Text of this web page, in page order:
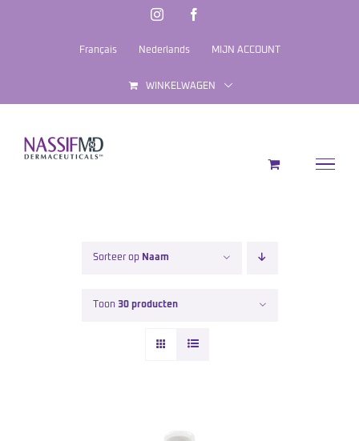
Instagram
Français Nederlands MIJN ACCOUNT
WINKELWAGEN
Sorteer op Naam
Toon 30 producten